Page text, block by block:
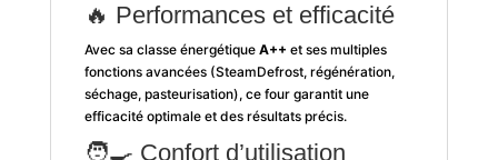
🔥 Performances et efficacité
Avec sa classe énergétique A++ et ses multiples
fonctions avancées (SteamDefrost, régénération,
séchage, pasteurisation), ce four garantit une
efficacité optimale et des résultats précis.
🧑‍🍳 Confort d’utilisation